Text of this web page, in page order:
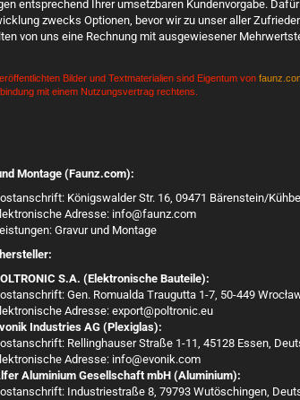
entsprechend Ihrer umsetzbaren Kundenvorgabe.
zwecks Optionen, bevor wir zu unser aller
von uns eine Rechnung mit ausgewiesener
Bilder und Textmaterialien sind Eigentum von
mit einem Nutzungsvertrag rechtens.
Montage (Faunz.com):
Königswalder Str. 16, 09471 Bärenstein/
Adresse: info@faunz.com
Gravur und Montage
S.A. (Elektronische Bauteile):
Gen. Romualda Traugutta 1-7, 50-449
Adresse: export@poltronic.eu
Industries AG (Plexiglas):
Rellinghauser Straße 1-11, 45128 Essen,
Adresse: info@evonik.com
Aluminium Gesellschaft mbH (Aluminium):
Industriestraße 8, 79793 Wutöschingen,